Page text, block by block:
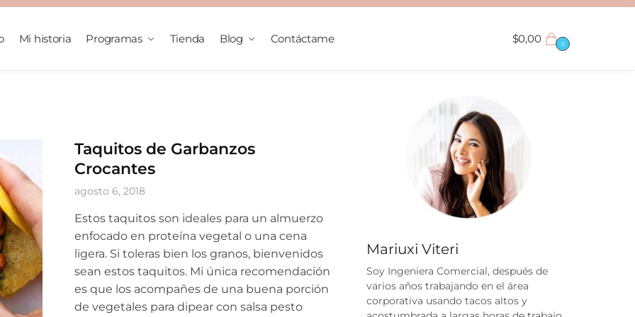
Mi historia Programas Tienda Blog Contáctame $0,00 0
Taquitos de Garbanzos
Crocantes
agosto 6, 2018
Estos taquitos son ideales para un almuerzo
enfocado en proteína vegetal o una cena
ligera. Si toleras bien los granos, bienvenidos
sean estos taquitos. Mi única recomendación
es que los acompañes de una buena porción
de vegetales para dipear con salsa pesto
Mariuxi Viteri
Soy Ingeniera Comercial, después de
varios años trabajando en el área
corporativa usando tacos altos y